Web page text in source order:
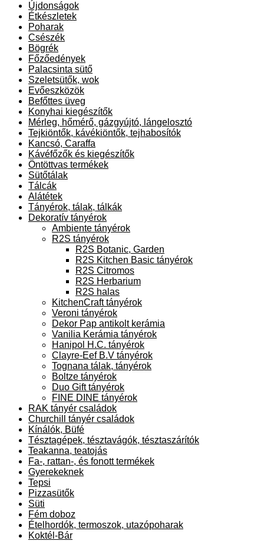
Újdonságok
Étkészletek
Poharak
Csészék
Bögrék
Főzőedények
Palacsinta sütő
Szeletsütők, wok
Evőeszközök
Befőttes üveg
Konyhai kiegészítők
Mérleg, hőmérő, gázgyújtó, lángelosztó
Tejkiöntők, kávékiöntők, tejhabosítók
Kancsó, Caraffa
Kávéfőzők és kiegészítők
Öntöttvas termékek
Sütőtálak
Tálcák
Alátétek
Tányérok, tálak, tálkák
Dekoratív tányérok
Ambiente tányérok
R2S tányérok
R2S Botanic, Garden
R2S Kitchen Basic tányérok
R2S Citromos
R2S Herbarium
R2S halas
KitchenCraft tányérok
Veroni tányérok
Dekor Pap antikolt kerámia
Vanilia Kerámia tányérok
Hanipol H.C. tányérok
Clayre-Eef B.V tányérok
Tognana tálak, tányérok
Boltze tányérok
Duo Gift tányérok
FINE DINE tányérok
RAK tányér családok
Churchill tányér családok
Kínálók, Büfé
Tésztagépek, tésztavágók, tésztaszárítók
Teakanna, teatojás
Fa-, rattan-, és fonott termékek
Gyerekeknek
Tepsi
Pizzasütők
Süti
Fém doboz
Ételhordók, termoszok, utazópoharak
Koktél-Bár